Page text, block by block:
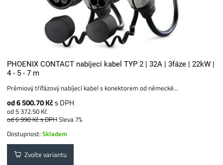
PHOENIX CONTACT nabíjecí kabel TYP 2 | 32A | 3fáze | 22kW |
4 - 5 - 7 m
Prémiový třífázový nabíjecí kabel s konektorem od německé...
od 6 500.70 Kčs DPH
od 5 372.50 Kč
od 6 990 Kčs DPHSleva 7%
Dostupnost:Skladem
Zvolte variantu